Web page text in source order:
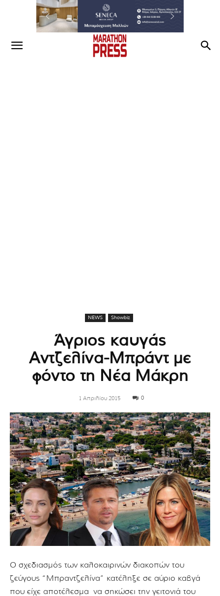
NEWS Showbiz
Άγριος καυγάς
Αντζελίνα-Μπράντ με
φόντο τη Νέα Μάκρη
1 Απριλίου 2015 0
Ο σχεδιασμός των καλοκαιρινών διακοπών του
ζεύγους “Μπραντζελίνα” κατέληξε σε αύριο καβγά
που είχε αποτέλεσμα να σηκώσει την γειτονιά του